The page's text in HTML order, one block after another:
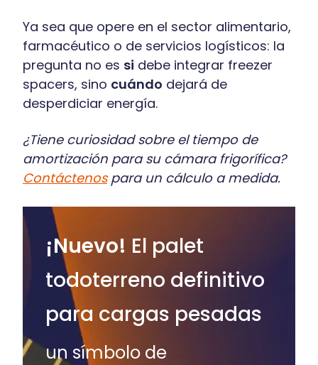
Ya sea que opere en el sector alimentario,
farmacéutico o de servicios logísticos: la
pregunta no es si debe integrar freezer
spacers, sino cuándo dejará de
desperdiciar energía.
¿Tiene curiosidad sobre el tiempo de
amortización para su cámara frigorífica?
Contáctenospara un cálculo a medida.
¡Nuevo! El palet
todoterreno definitivo
para cargas pesadas
un símbolo de